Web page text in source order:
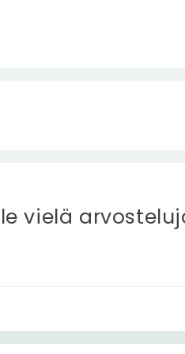
vielä